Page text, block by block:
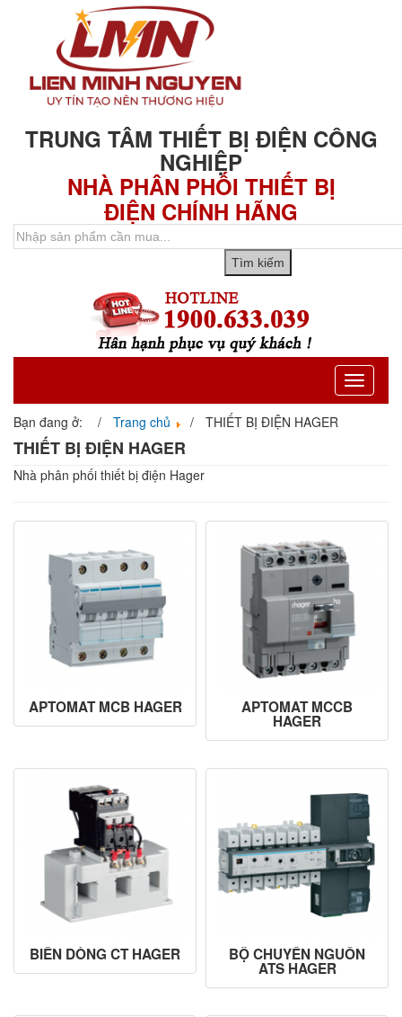
TRUNG TÂM THIẾT BỊ ĐIỆN CÔNG
NGHIỆP
NHÀ PHÂN PHỐI THIẾT BỊ
ĐIỆN CHÍNH HÃNG
Toggle
Bạn đang ở: Trang chủ THIẾT BỊ ĐIỆN HAGER
THIẾT BỊ ĐIỆN HAGER
Nhà phân phối thiết bị điện Hager
APTOMAT MCB HAGER APTOMAT MCCB
HAGER
BIẾN DÒNG CT HAGER BỘ CHUYỂN NGUỒN
ATS HAGER